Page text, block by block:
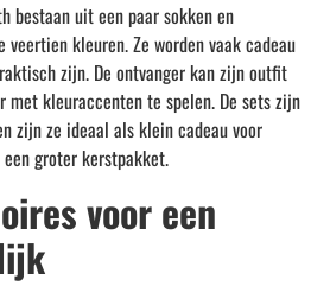
bestaan uit een paar sokken en
veertien kleuren. Ze worden vaak cadeau
zijn. De ontvanger kan zijn outfit
kleuraccenten te spelen. De sets zijn
zijn ze ideaal als klein cadeau voor
groter kerstpakket.
voor een